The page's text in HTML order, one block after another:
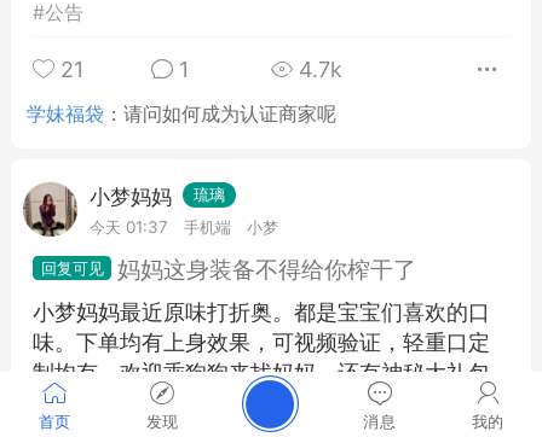
首页 发现 消息 我的
#公告
21 1 4.7k
学妹福袋 ：请问如何成为认证商家呢
小梦妈妈
琉璃
今天 01:37
手机端 小梦
妈妈这身装备不得给你榨干了
小梦妈妈最近原味打折奥。都是宝宝们喜欢的口
味。下单均有上身效果，可视频验证，轻重口定
制均有，欢迎乖狗狗来找妈妈，还有神秘大礼包
奥（服务非常好奥） ...